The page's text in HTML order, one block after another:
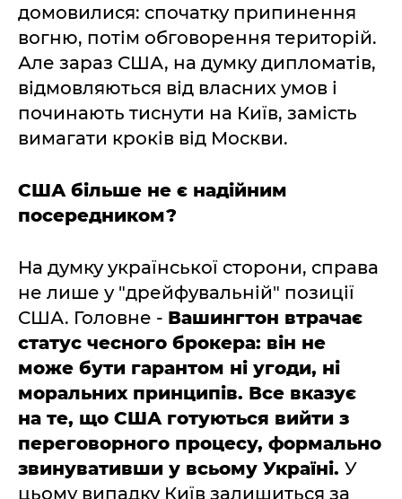
домовилися: спочатку припинення
вогню, потім обговорення територій.
Але зараз США, на думку дипломатів,
відмовляються від власних умов і
починають тиснути на Київ, замість
вимагати кроків від Москви.
США більше не є надійним
посередником?
На думку української сторони, справа
не лише у "дрейфувальній" позиції
США. Головне - Вашингтон втрачає
статус чесного брокера: він не
може бути гарантом ні угоди, ні
моральних принципів. Все вказує
на те, що США готуються вийти з
переговорного процесу, формально
звинувативши у всьому Україні. У
цьому випадку Київ залишиться за